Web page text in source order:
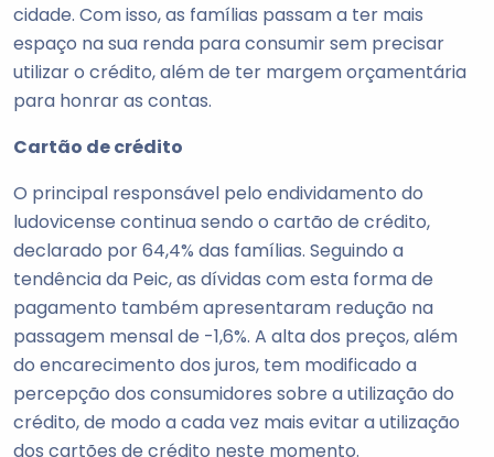
cidade. Com isso, as famílias passam a ter mais
espaço na sua renda para consumir sem precisar
utilizar o crédito, além de ter margem orçamentária
para honrar as contas.
Cartão de crédito
O principal responsável pelo endividamento do
ludovicense continua sendo o cartão de crédito,
declarado por 64,4% das famílias. Seguindo a
tendência da Peic, as dívidas com esta forma de
pagamento também apresentaram redução na
passagem mensal de -1,6%. A alta dos preços, além
do encarecimento dos juros, tem modificado a
percepção dos consumidores sobre a utilização do
crédito, de modo a cada vez mais evitar a utilização
dos cartões de crédito neste momento.